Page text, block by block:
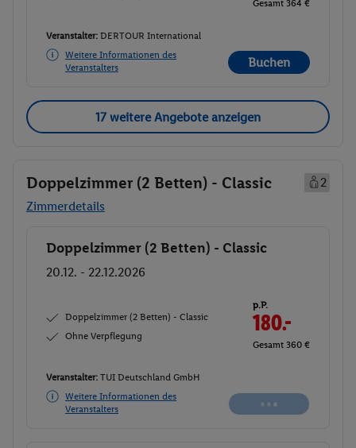
Gesamt 364 €
Veranstalter: DERTOUR International
Weitere Informationen des
Veranstalters
Buchen
17 weitere Angebote anzeigen
Doppelzimmer (2 Betten) - Classic
2
Zimmerdetails
Buchen
Doppelzimmer (2 Betten) - Classic
20.12. - 22.12.2026
Doppelzimmer (2 Betten) - Classic
Ohne Verpflegung
p.P.
203.-
Gesamt 406 €
Veranstalter: TUI Deutschland GmbH
Weitere Informationen des
Veranstalters
Buchen